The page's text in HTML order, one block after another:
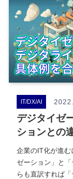
IT/DX/AI
デジタイゼ
ションとの
企業のIT化が進む
ゼーション」と
らも直訳すれば「